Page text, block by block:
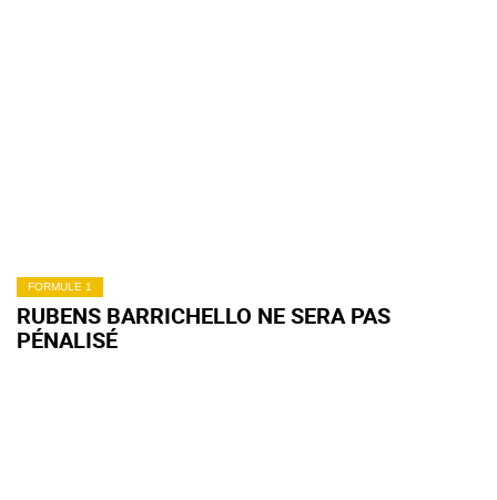
FORMULE 1
RUBENS BARRICHELLO NE SERA PAS
PÉNALISÉ